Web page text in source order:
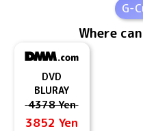
G-
Where
DVD
BLURAY
4378 Yen
3852 Yen